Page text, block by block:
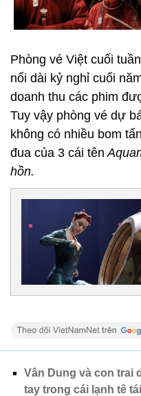
Phòng vé Việt cuối
nối dài kỷ nghỉ cuối
doanh thu các phim
Tuy vậy phòng vé dự
không có nhiều bom
đua của 3 cái tên
hồn.
Vân Dung và con trai
tay trong cái lạnh tê tái